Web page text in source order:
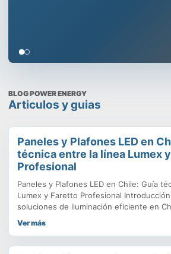
BLOG POWER ENERGY
Articulos y guias
Paneles y Plafones LED en
técnica entre la línea Lumex
Profesional
Paneles y Plafones LED en Chile: Guía
Lumex y Faretto Profesional
soluciones de iluminación eficiente en
confundir términos o creer que todos
Ver más